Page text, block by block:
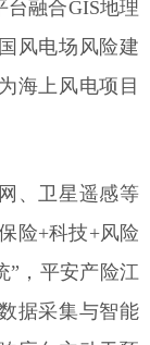
台融合GIS地理
风电场风险建
海上风电项目
、卫星遥感等
险+科技+风险
”，平安产险江
据采集与智能